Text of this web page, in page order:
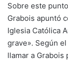
Sobre este
Grabois apuntó
Iglesia Católica
grave». Según
llamar a Grabois